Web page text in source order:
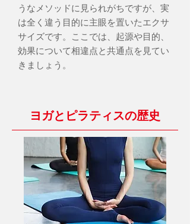
うなメソッドに見られがちですが、実
は全く違う目的に主眼を置いたエクサ
サイズです。ここでは、起源や目的、
効果について相違点と共通点を見てい
きましょう。
ヨガとピラティスの歴史